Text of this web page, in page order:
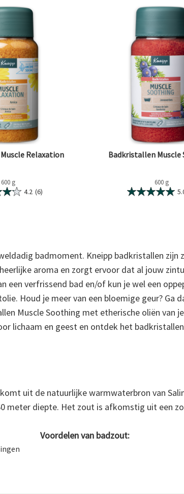
Relaxation
600 g
4.2 (6)
Badkristallen Muscle
600 g
badmoment. Kneipp badkristallen
aroma en zorgt ervoor dat al jouw
een verfrissend bad en/of kun je wel een
Houd je meer van een bloemige geur? Ga
Muscle Soothing met etherische oliën van
lichaam en geest en ontdek het
uit de natuurlijke warmwaterbron van
diepte. Het zout is afkomstig uit een
Voordelen van badzout: